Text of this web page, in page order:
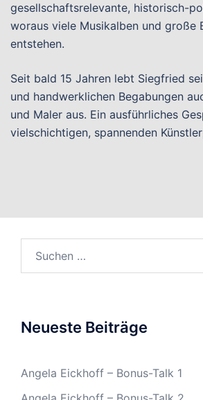
gesellschaftsrelevante, historisch-
woraus viele Musikalben und große
entstehen.
Seit bald 15 Jahren lebt Siegfried
und handwerklichen Begabungen
und Maler aus. Ein ausführliches
vielschichtigen, spannenden
Neueste Beiträge
Angela Eickhoff – Bonus-Talk 1